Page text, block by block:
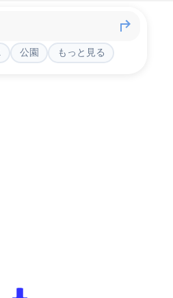
公園 もっと見る